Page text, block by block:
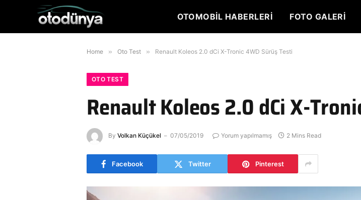
OTOMOBIL HABERLERI FOTO GALERI
Home » Oto Test » Renault Koleos 2.0 dCi X-Tronic 4WD Sürüş Testi
OTO TEST
Renault Koleos 2.0 dCi X-
By Volkan Küçükel 07/05/2019 Yorum yapılmamış 2 Mins Read
Facebook Twitter Pinterest